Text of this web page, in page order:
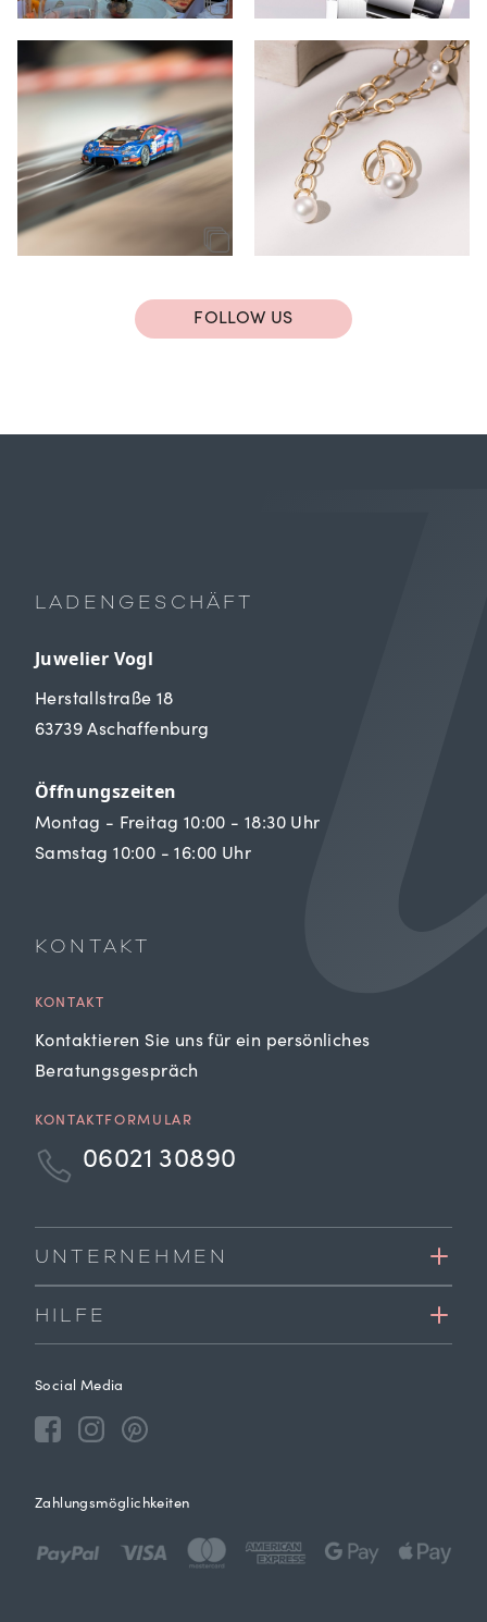
FOLLOW US
LADENGESCHÄFT
Juwelier Vogl
Herstallstraße 18
63739 Aschaffenburg
Öffnungszeiten
Montag - Freitag 10:00 - 18:30 Uhr
Samstag 10:00 - 16:00 Uhr
KONTAKT
KONTAKT
Kontaktieren Sie uns für ein persönliches
Beratungsgespräch
KONTAKTFORMULAR
06021 30890
UNTERNEHMEN
HILFE
Social Media
Zahlungsmöglichkeiten